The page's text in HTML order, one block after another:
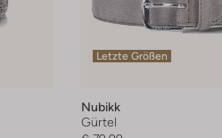
Letzte Größen
Nubikk
Gürtel